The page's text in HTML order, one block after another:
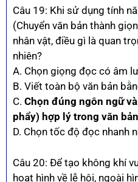
Câu 19: Khi sử dụng tính
(Chuyển văn bản thành
nhân vật, điều gì là quan
nhiên?
A. Chọn giọng đọc có âm
B. Viết toàn bộ văn bản
C. Chọn đúng ngôn ngữ
phẩy) hợp lý trong văn
D. Chọn tốc độ đọc nhanh
Câu 20: Để tạo không khí
hoạt hình về lễ hội, ngoài